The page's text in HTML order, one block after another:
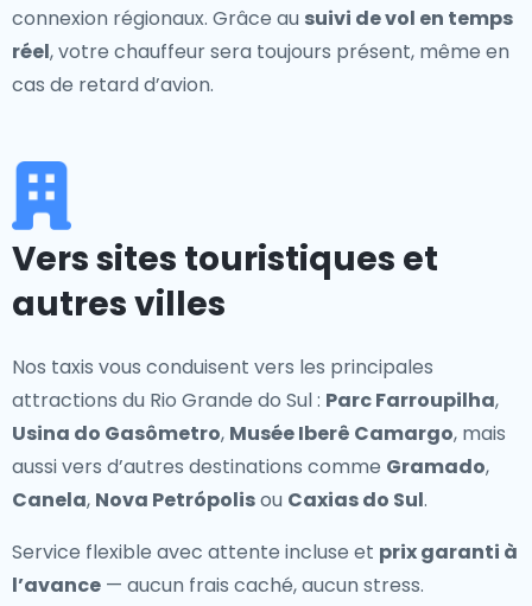
connexion régionaux. Grâce au suivi de vol en temps
réel, votre chauffeur sera toujours présent, même en
cas de retard d’avion.
Vers sites touristiques et
autres villes
Nos taxis vous conduisent vers les principales
attractions du Rio Grande do Sul : Parc Farroupilha,
Usina do Gasômetro, Musée Iberê Camargo, mais
aussi vers d’autres destinations comme Gramado,
Canela, Nova Petrópolisou Caxias do Sul.
Service flexible avec attente incluse et prix garanti à
l’avance — aucun frais caché, aucun stress.